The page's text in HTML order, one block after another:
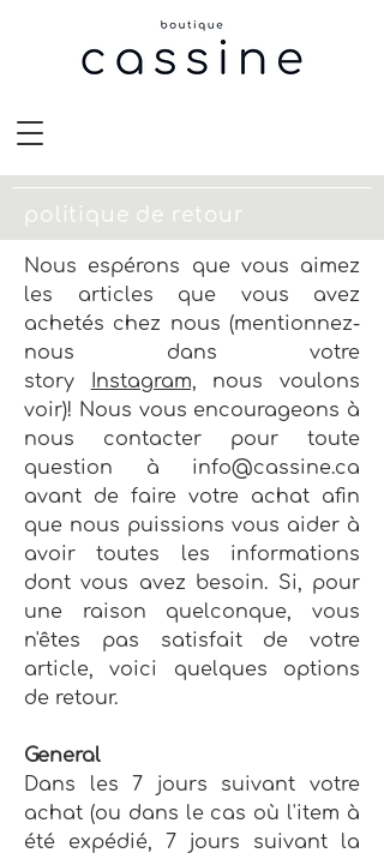
politique de retour
Nous espérons que vous aimez
les articles que vous avez
achetés chez nous (mentionnez-
nous dans votre
story
Instagram,
nous voulons
voir)! Nous vous encourageons à
nous contacter pour toute
question à info@cassine.ca
avant de faire votre achat afin
que nous puissions vous aider à
avoir toutes les informations
dont vous avez besoin. Si, pour
une raison quelconque, vous
n'êtes pas satisfait de votre
article, voici quelques options
de retour.
General
Dans les 7 jours suivant votre
achat (ou dans le cas où l'item à
été expédié, 7 jours suivant la